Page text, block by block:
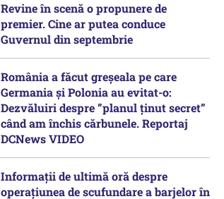
Revine în scenă o propunere de
premier. Cine ar putea conduce
Guvernul din septembrie
România a făcut greșeala pe care
Germania și Polonia au evitat-o:
Dezvăluiri despre ”planul ținut secret”
când am închis cărbunele. Reportaj
DCNews VIDEO
Informații de ultimă oră despre
operațiunea de scufundare a barjelor în